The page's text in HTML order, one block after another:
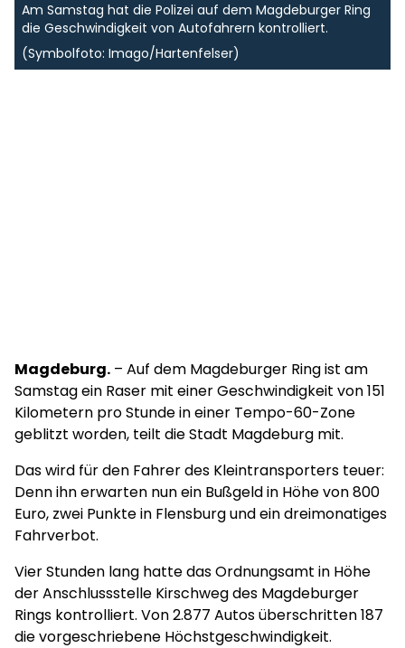
Am Samstag hat die Polizei auf dem Magdeburger Ring
die Geschwindigkeit von Autofahrern kontrolliert.
(Symbolfoto: Imago/Hartenfelser)
Magdeburg. – Auf dem Magdeburger Ring ist am
Samstag ein Raser mit einer Geschwindigkeit von 151
Kilometern pro Stunde in einer Tempo-60-Zone
geblitzt worden, teilt die Stadt Magdeburg mit.
Das wird für den Fahrer des Kleintransporters teuer:
Denn ihn erwarten nun ein Bußgeld in Höhe von 800
Euro, zwei Punkte in Flensburg und ein dreimonatiges
Fahrverbot.
Vier Stunden lang hatte das Ordnungsamt in Höhe
der Anschlussstelle Kirschweg des Magdeburger
Rings kontrolliert. Von 2.877 Autos überschritten 187
die vorgeschriebene Höchstgeschwindigkeit.